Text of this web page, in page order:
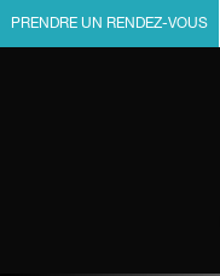
PRENDRE UN RENDEZ-VOUS